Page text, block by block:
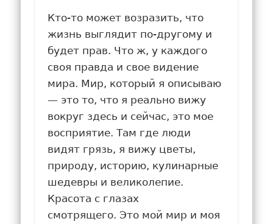
Кто-то может возразить, что
жизнь выглядит по-другому и
будет прав. Что ж, у каждого
своя правда и свое видение
мира. Мир, который я описываю
— это то, что я реально вижу
вокруг здесь и сейчас, это мое
восприятие. Там где люди
видят грязь, я вижу цветы,
природу, историю, кулинарные
шедевры и великолепие.
Красота с глазах
смотрящего. Это мой мир и моя